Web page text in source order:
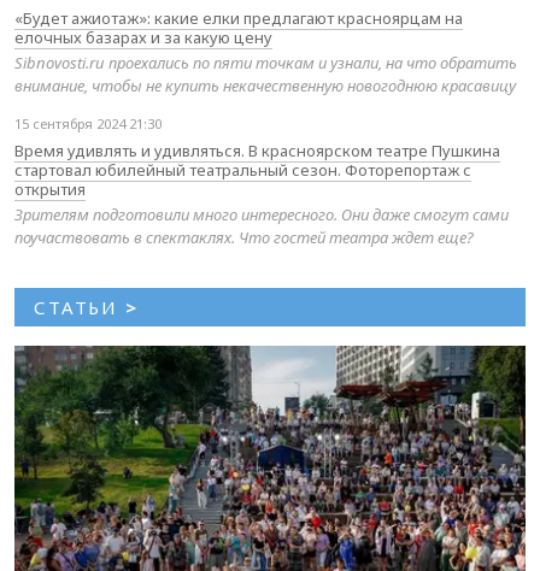
«Будет ажиотаж»: какие елки предлагают красноярцам на
елочных базарах и за какую цену
Sibnovosti.ru проехались по пяти точкам и узнали, на что обратить
внимание, чтобы не купить некачественную новогоднюю красавицу
15 сентября 2024 21:30
Время удивлять и удивляться. В красноярском театре Пушкина
стартовал юбилейный театральный сезон. Фоторепортаж с
открытия
Зрителям подготовили много интересного. Они даже смогут сами
поучаствовать в спектаклях. Что гостей театра ждет еще?
СТАТЬИ >